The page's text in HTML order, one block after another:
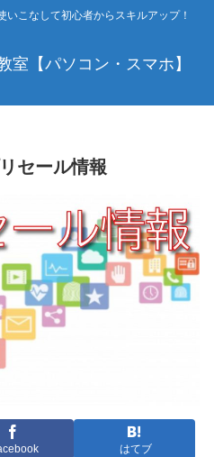
こなして初心者からスキルアップ！
室【パソコン・スマホ】
セール情報
はてブ